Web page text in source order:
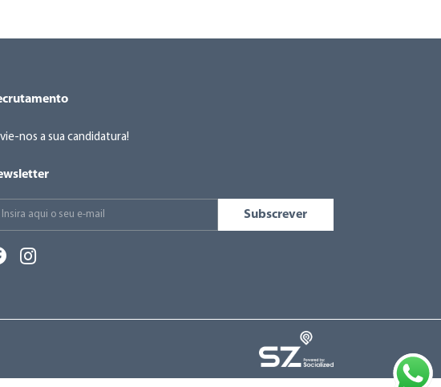
nos a sua candidatura!
Subscrever